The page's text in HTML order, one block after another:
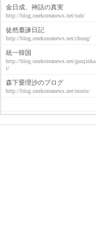
金日成、神話の真実
http://blog.onekoreanews.net/suh/
徒然臺諫日記
http://blog.onekoreanews.net/chung/
統一韓国
http://blog.onekoreanews.net/gunjinka
i/
森下愛理沙のブログ
http://blog.onekoreanews.net/moris/